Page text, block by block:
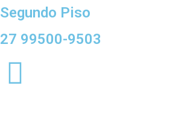
Segundo Piso
27 99500-9503